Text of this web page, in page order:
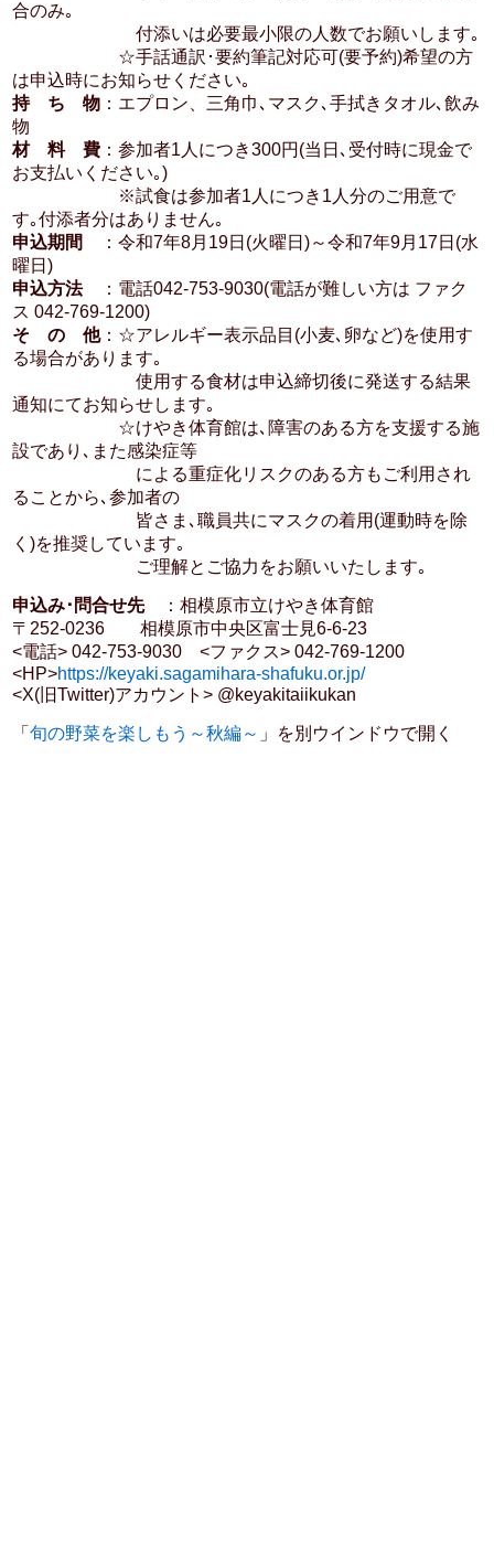
合のみ｡
付添いは必要最小限の人数でお願いします｡
☆手話通訳･要約筆記対応可(要予約)希望の方
は申込時にお知らせください｡
持 ち 物 ：エプロン、三角巾､マスク､手拭きタオル､飲み
物
材 料 費 ：参加者1人につき300円(当日､受付時に現金で
お支払いください｡)
※試食は参加者1人につき1人分のご用意で
す｡付添者分はありません｡
申込期間
：令和7年8月19日(火曜日)～令和7年9月17日(水
曜日)
申込方法
：電話042-753-9030(電話が難しい方は ファク
ス 042-769-1200)
そ の 他：☆アレルギー表示品目(小麦､卵など)を使用す
る場合があります｡
使用する食材は申込締切後に発送する結果
通知にてお知らせします｡
☆けやき体育館は､障害のある方を支援する施
設であり､また感染症等
による重症化リスクのある方もご利用され
ることから､参加者の
皆さま､職員共にマスクの着用(運動時を除
く)を推奨しています｡
ご理解とご協力をお願いいたします｡
申込み･問合せ先
：相模原市立けやき体育館
〒252-0236 相模原市中央区富士見6-6-23
<電話> 042-753-9030 <ファクス> 042-769-1200
<HP>https://keyaki.sagamihara-shafuku.or.jp/
<X(旧Twitter)アカウント> @keyakitaiikukan
「旬の野菜を楽しもう～秋編～ 」を別ウインドウで開く